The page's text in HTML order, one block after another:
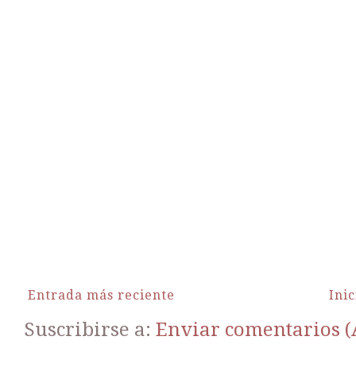
Entrada más reciente
Suscribirse a: Enviar comentarios